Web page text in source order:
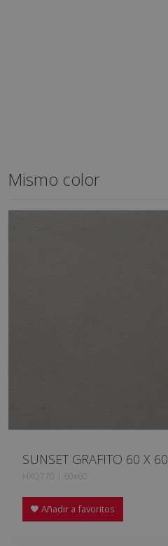
Mismo color
SUNSET GRAFITO 60 X 60_
HXQ770 | 60x60
Añadir a favoritos